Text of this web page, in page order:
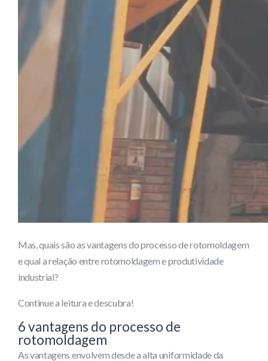
Mas, quais são as vantagens do processo de rotomoldagem
e qual a relação entre rotomoldagem e produtividade
industrial?
Continue a leitura e descubra!
6 vantagens do processo de
rotomoldagem
As vantagens envolvem desde a alta uniformidade da